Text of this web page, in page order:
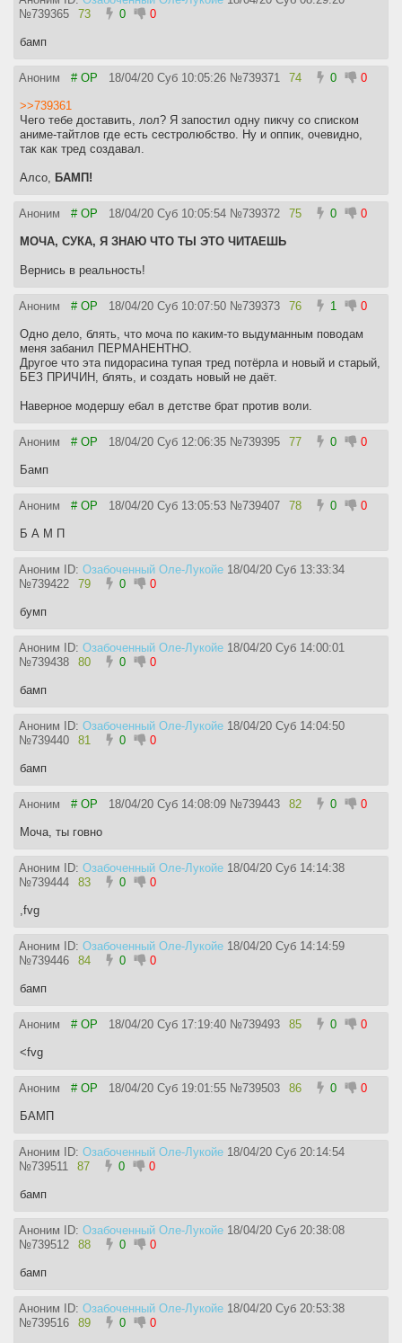
№739365 73 0 0
бамп
Аноним # OP 18/04/20 Суб 10:05:26 №739371 74 0 0
>>739361
Чего тебе доставить, лол? Я запостил одну пикчу со списком
аниме-тайтлов где есть сестролюбство. Ну и оппик, очевидно,
так как тред создавал.
Алсо, БАМП!
Аноним # OP 18/04/20 Суб 10:05:54 №739372 75 0 0
МОЧА, СУКА, Я ЗНАЮ ЧТО ТЫ ЭТО ЧИТАЕШЬ
Вернись в реальность!
Аноним # OP 18/04/20 Суб 10:07:50 №739373 76 1 0
Одно дело, блять, что моча по каким-то выдуманным поводам
меня забанил ПЕРМАНЕНТНО.
Другое что эта пидорасина тупая тред потёрла и новый и старый,
БЕЗ ПРИЧИН, блять, и создать новый не даёт.
Наверное модершу ебал в детстве брат против воли.
Аноним # OP 18/04/20 Суб 12:06:35 №739395 77 0 0
Бамп
Аноним # OP 18/04/20 Суб 13:05:53 №739407 78 0 0
Б А М П
Аноним ID: Озабоченный Оле-Лукойе 18/04/20 Суб 13:33:34
№739422 79 0 0
бумп
Аноним ID: Озабоченный Оле-Лукойе 18/04/20 Суб 14:00:01
№739438 80 0 0
бамп
Аноним ID: Озабоченный Оле-Лукойе 18/04/20 Суб 14:04:50
№739440 81 0 0
бамп
Аноним # OP 18/04/20 Суб 14:08:09 №739443 82 0 0
Моча, ты говно
Аноним ID: Озабоченный Оле-Лукойе 18/04/20 Суб 14:14:38
№739444 83 0 0
,fvg
Аноним ID: Озабоченный Оле-Лукойе 18/04/20 Суб 14:14:59
№739446 84 0 0
бамп
Аноним # OP 18/04/20 Суб 17:19:40 №739493 85 0 0
<fvg
Аноним # OP 18/04/20 Суб 19:01:55 №739503 86 0 0
БАМП
Аноним ID: Озабоченный Оле-Лукойе 18/04/20 Суб 20:14:54
№739511 87 0 0
бамп
Аноним ID: Озабоченный Оле-Лукойе 18/04/20 Суб 20:38:08
№739512 88 0 0
бамп
Аноним ID: Озабоченный Оле-Лукойе 18/04/20 Суб 20:53:38
№739516 89 0 0